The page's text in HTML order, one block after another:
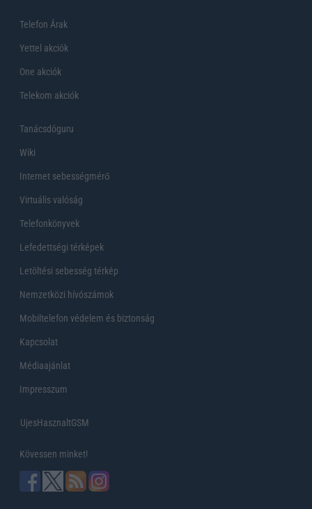
Telefon Árak
Yettel akciók
One akciók
Telekom akciók
Tanácsdóguru
Wiki
Internet sebességmérő
Virtuális valóság
Telefonkönyvek
Lefedettségi térképek
Letöltési sebesség térkép
Nemzetközi hívószámok
Mobiltelefon védelem és biztonság
Kapcsolat
Médiaajánlat
Impresszum
UjesHasznaltGSM
Kövessen minket!